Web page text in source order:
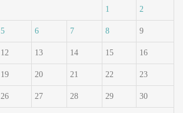
1 2
5 6 7 8 9
12 13 14 15 16
19 20 21 22 23
26 27 28 29 30